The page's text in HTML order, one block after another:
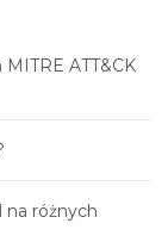
ATT&CK
na różnych